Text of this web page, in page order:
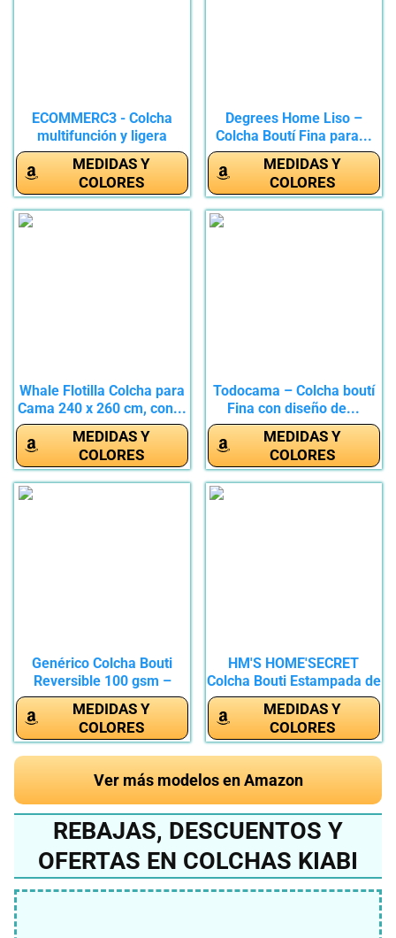
ECOMMERC3 - Colcha
multifunción y ligera
para...
MEDIDAS Y
COLORES
Degrees Home Liso –
Colcha Boutí Fina para...
MEDIDAS Y
COLORES
Whale Flotilla Colcha para
Cama 240 x 260 cm, con...
MEDIDAS Y
COLORES
Todocama – Colcha boutí
Fina con diseño de...
MEDIDAS Y
COLORES
Genérico Colcha Bouti
Reversible 100 gsm –
100%...
MEDIDAS Y
COLORES
HM'S HOME'SECRET
Colcha Bouti Estampada de
100%...
MEDIDAS Y
COLORES
Ver más modelos en Amazon
REBAJAS, DESCUENTOS Y
OFERTAS EN COLCHAS KIABI